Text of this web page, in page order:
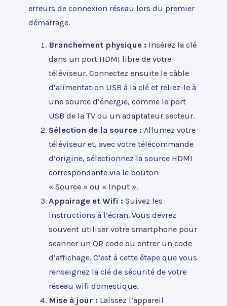
erreurs de connexion réseau lors du premier
démarrage.
Branchement physique : Insérez la clé
dans un port HDMI libre de votre
téléviseur. Connectez ensuite le câble
d’alimentation USB à la clé et reliez-le à
une source d’énergie, comme le port
USB de la TV ou un adaptateur secteur.
Sélection de la source : Allumez votre
téléviseur et, avec votre télécommande
d’origine, sélectionnez la source HDMI
correspondante via le bouton
« Source » ou « Input ».
Appairage et Wifi : Suivez les
instructions à l’écran. Vous devrez
souvent utiliser votre smartphone pour
scanner un QR code ou entrer un code
d’affichage. C’est à cette étape que vous
renseignez la clé de sécurité de votre
réseau wifi domestique.
Mise à jour : Laissez l’appareil